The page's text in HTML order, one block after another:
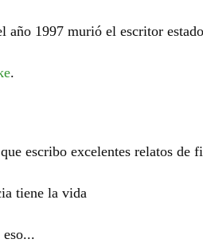
año 1997 murió el escritor
.
escribo excelentes relatos de
tiene la vida